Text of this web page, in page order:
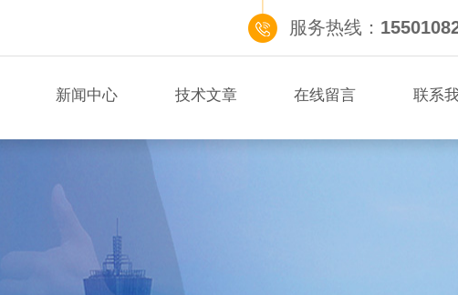
服务热线：
新闻中心 技术文章 在线留言 联系